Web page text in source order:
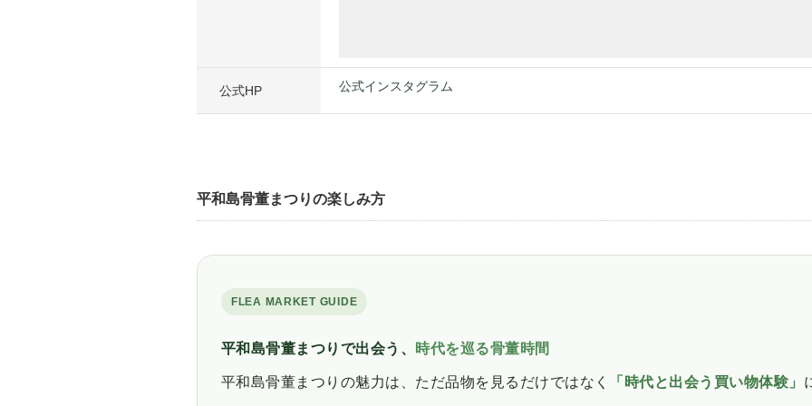
公式HP 公式インスタグラム
平和島骨董まつりの楽しみ方
FLEA MARKET GUIDE
平和島骨董まつりで出会う、 時代を巡る骨董時間
平和島骨董まつりの魅力は、ただ品物を見るだけではなく 「時代と出会う買い物体験」